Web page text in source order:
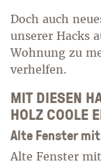
Doch auch
unserer Hacks
Wohnung zu
verhelfen.
MIT DIESEN
HOLZ COOLE
Alte Fenster
Alte Fenster